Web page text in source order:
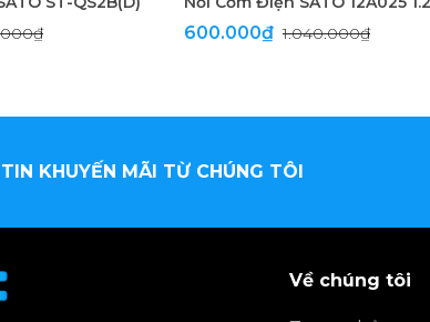
600.000₫1.040.000₫
KHUYẾN MÃI TỪ CHÚNG TÔI
Về chúng tôi